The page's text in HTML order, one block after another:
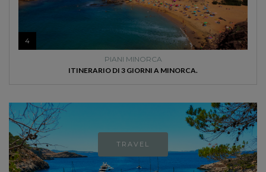
4
PIANI MINORCA
ITINERARIO DI 3 GIORNI A MINORCA.
TRAVEL